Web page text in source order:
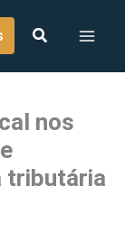
nos
tributária